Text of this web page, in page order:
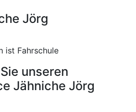
Jörg
ist Fahrschule
unseren
Jähniche Jörg